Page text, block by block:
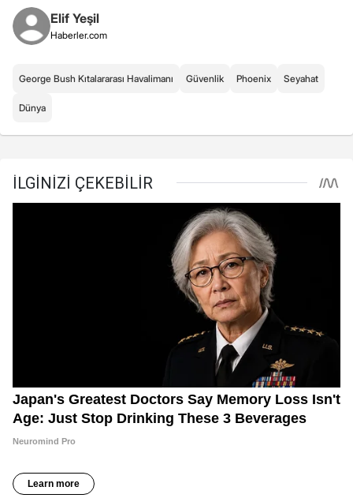
Elif Yeşil
Haberler.com
George Bush Kıtalararası Havalimanı Güvenlik Phoenix Seyahat
Dünya